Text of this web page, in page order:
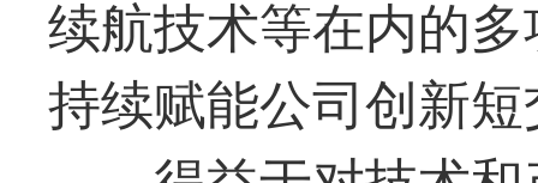
续航技术等在内的
持续赋能公司创新